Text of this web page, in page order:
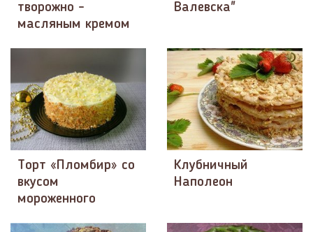
творожно -
масляным кремом
Валевска"
Торт «Пломбир» со
вкусом
мороженного
Клубничный
Наполеон